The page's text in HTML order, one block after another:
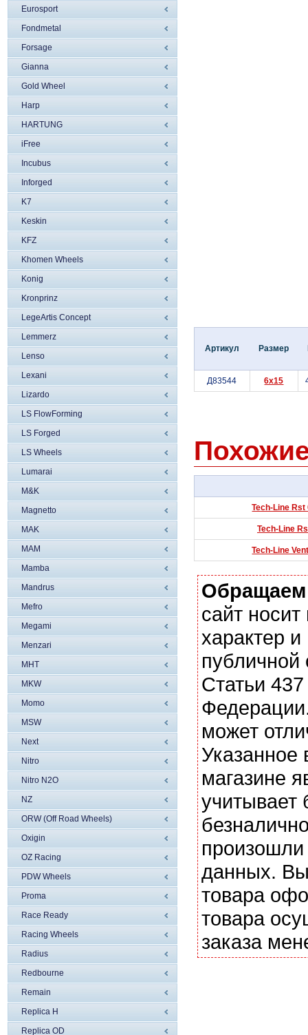
Eurosport
Fondmetal
Forsage
Gianna
Gold Wheel
Harp
HARTUNG
iFree
Incubus
Inforged
K7
Keskin
KFZ
Khomen Wheels
Konig
Kronprinz
LegeArtis Concept
Lemmerz
Lenso
Lexani
Lizardo
LS FlowForming
LS Forged
LS Wheels
Lumarai
M&K
Magnetto
MAK
MAM
Mamba
Mandrus
Mefro
Megami
Menzari
MHT
MKW
Momo
MSW
Next
Nitro
Nitro N2O
NZ
ORW (Off Road Wheels)
Oxigin
OZ Racing
PDW Wheels
Proma
Race Ready
Racing Wheels
Radius
Redbourne
Remain
Replica H
Replica OD
Артикул Размер
Д83544 6x15
Tech-Line Rst
Tech-Line
Tech-Line
сайт
характер
Статьи
может
магазине
учитывает
данных. Вы
товара
товара
заказа